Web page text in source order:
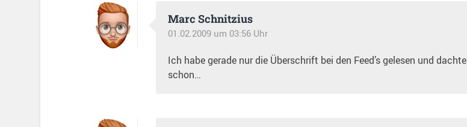
Marc Schnitzius
01.02.2009 um 03:56 Uhr
Ich habe gerade nur die Überschrift bei den Feed’s gelesen und dachte
schon…